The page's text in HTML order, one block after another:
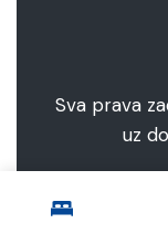
Sva prava
uz